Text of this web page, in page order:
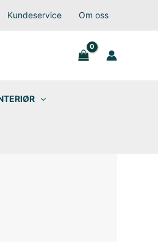
Kundeservice Om oss